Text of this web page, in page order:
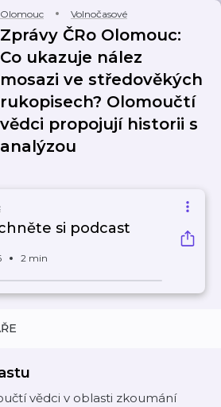
Olomouc Volnočasové
Zprávy ČRo Olomouc:
Co ukazuje nález
mosazi ve středověkých
rukopisech? Olomoučtí
vědci propojují historii s
analýzou
si podcast
2 min
vědci v oblasti zkoumání